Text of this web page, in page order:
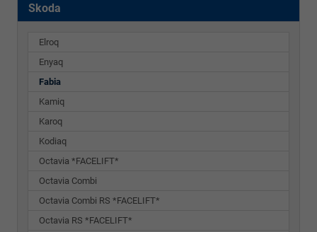
Skoda
Elroq
Enyaq
Fabia
Kamiq
Karoq
Kodiaq
Octavia *FACELIFT*
Octavia Combi
Octavia Combi RS *FACELIFT*
Octavia RS *FACELIFT*